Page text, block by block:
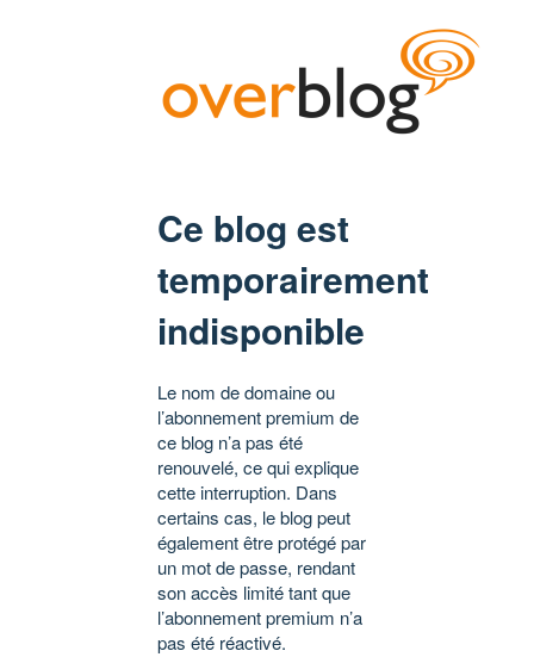
Ce blog est
temporairement
indisponible
Le nom de domaine ou
l’abonnement premium de
ce blog n’a pas été
renouvelé, ce qui explique
cette interruption. Dans
certains cas, le blog peut
également être protégé par
un mot de passe, rendant
son accès limité tant que
l’abonnement premium n’a
pas été réactivé.